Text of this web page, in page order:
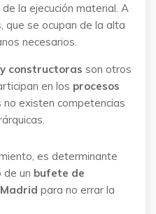
la ejecución material. A
que se ocupan de la alta
necesarios.
constructoras son otros
en los procesos
no existen competencias
es determinante
de un bufete de
para no errar la